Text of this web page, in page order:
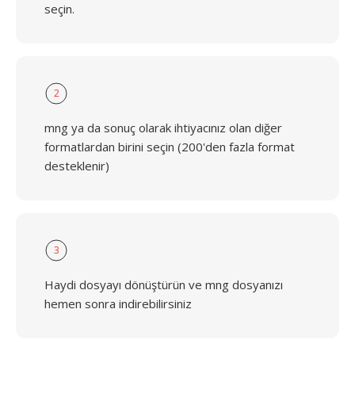
seçin.
2
mng ya da sonuç olarak ihtiyacınız olan diğer
formatlardan birini seçin (200'den fazla format
desteklenir)
3
Haydi dosyayı dönüştürün ve mng dosyanızı
hemen sonra indirebilirsiniz